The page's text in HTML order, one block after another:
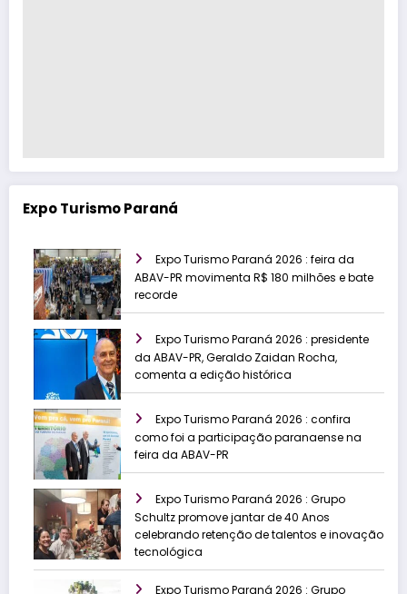
Expo Turismo Paraná
Expo Turismo Paraná 2026 : feira da
ABAV-PR movimenta R$ 180 milhões e bate
recorde
Expo Turismo Paraná 2026 : presidente
da ABAV-PR, Geraldo Zaidan Rocha,
comenta a edição histórica
Expo Turismo Paraná 2026 : confira
como foi a participação paranaense na
feira da ABAV-PR
Expo Turismo Paraná 2026 : Grupo
Schultz promove jantar de 40 Anos
celebrando retenção de talentos e inovação
tecnológica
Expo Turismo Paraná 2026 : Grupo